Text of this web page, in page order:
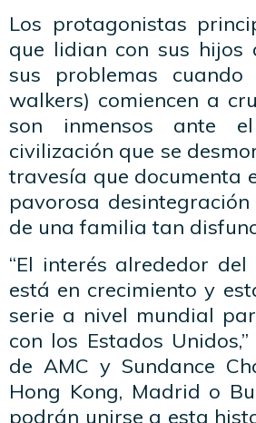
Los protagonistas
que lidian con sus hijos
sus problemas
walkers) comiencen a
son inmensos ante
civilización que se
travesía que documenta
pavorosa
de una familia tan
“El interés alrededor del
está en crecimiento y
serie a nivel mundial
con los Estados
de AMC y Sundance
Hong Kong, Madrid o
podrán unirse a esta